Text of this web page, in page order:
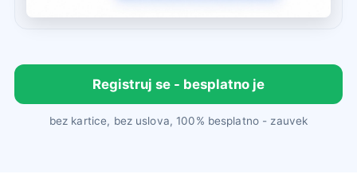
Registruj se - besplatno je
bez kartice, bez uslova, 100% besplatno - zauvek